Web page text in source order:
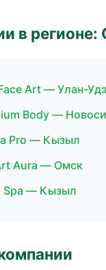
в
Art — Улан-Удэ
Body —
Pro — Кызыл
Aura — Омск
Spa — Кызыл